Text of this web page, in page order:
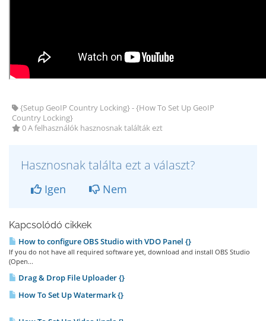
{Setup GeoIP Country Locking} - {How To Set Up GeoIP
Country Locking}
0 A felhasználók hasznosnak találták ezt
Hasznosnak találta ezt a választ?
Igen Nem
Kapcsolódó cikkek
How to configure OBS Studio with VDO Panel {}
If you do not have all required software yet, download and install OBS Studio
(Open...
Drag & Drop File Uploader {}
How To Set Up Watermark {}